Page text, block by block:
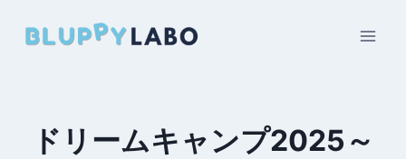
ドリームキャンプ2025～